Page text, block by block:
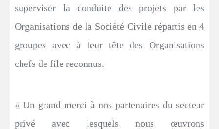
superviser la conduite des projets par les
Organisations de la Société Civile répartis en 4
groupes avec à leur tête des Organisations
chefs de file reconnus.
« Un grand merci à nos partenaires du secteur
privé avec lesquels nous œuvrons